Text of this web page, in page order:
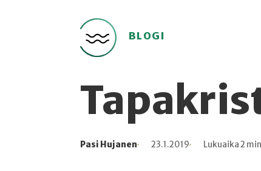
BLOGI
Kirjoittaja
Pasi Hujanen
Julkaistu 23.1.2019
Lukuaika Lukuaika 2 min
Lukukertoja